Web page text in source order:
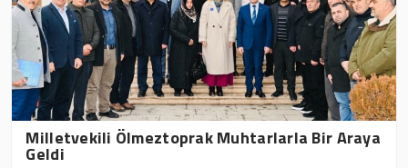
Milletvekili Ölmeztoprak Muhtarlarla Bir Araya
Geldi